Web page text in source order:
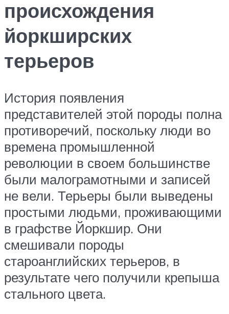
происхождения
йоркширских
терьеров
История появления
представителей этой породы полна
противоречий, поскольку люди во
времена промышленной
революции в своем большинстве
были малограмотными и записей
не вели. Терьеры были выведены
простыми людьми, проживающими
в графстве Йоркшир. Они
смешивали породы
староанглийских терьеров, в
результате чего получили крепыша
стального цвета.